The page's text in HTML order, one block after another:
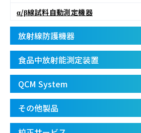
α/β線試料自動測定機器
放射線防護機器
食品中放射能測定装置
QCM System
その他製品